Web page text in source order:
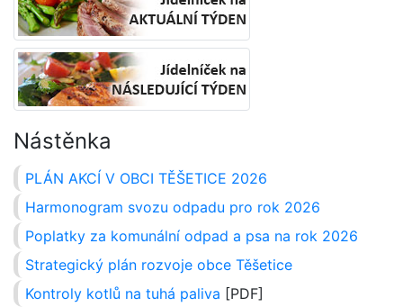
Nástěnka
PLÁN AKCÍ V OBCI TĚŠETICE 2026
Harmonogram svozu odpadu pro rok 2026
Poplatky za komunální odpad a psa na rok 2026
Strategický plán rozvoje obce Těšetice
Kontroly kotlů na tuhá paliva [PDF]